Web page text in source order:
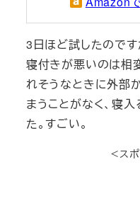
3日ほど試したのです
寝付きが悪いのは相
れそうなときに外部
まうことがなく、寝
た。すごい。
＜ス